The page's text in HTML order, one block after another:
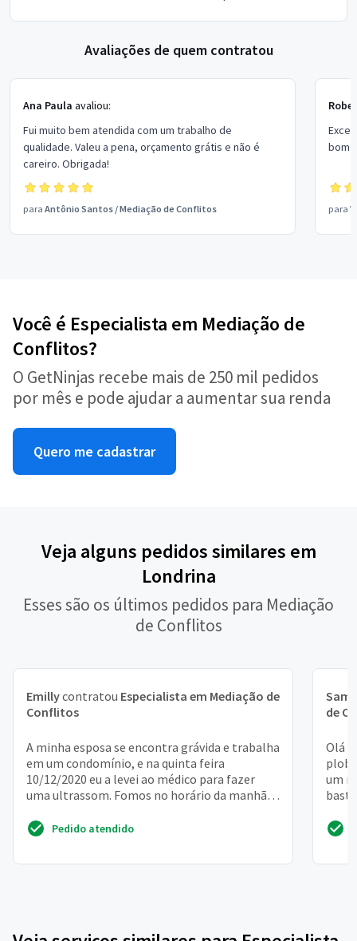
Avaliações de quem contratou
Ana Paula avaliou:
Fui muito bem atendida com um trabalho de
qualidade. Valeu a pena, orçamento grátis e não é
careiro. Obrigada!
para Antônio Santos /Mediação de Conflitos
bom
para
Você é Especialista em Mediação de
Conflitos?
O GetNinjas recebe mais de 250 mil pedidos
por mês e pode ajudar a aumentar sua renda
Quero me cadastrar
Veja alguns pedidos similares em
Londrina
Esses são os últimos pedidos para Mediação
de Conflitos
Emillycontratou Especialista em Mediação de
Conflitos
A minha esposa se encontra grávida e trabalha
em um condomínio, e na quinta feira
10/12/2020 eu a levei ao médico para fazer
uma ultrassom. Fomos no horário da manhã, e
Pedido atendido
de
Olá
um